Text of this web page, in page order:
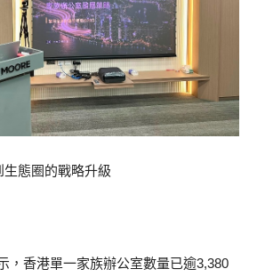
態圈的戰略升級
，香港單一家族辦公室數量已逾3,380